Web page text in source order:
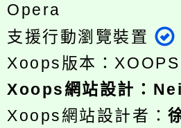
Opera
支援行動瀏覽裝置
Xoops版本：
Xoops網站設計 ：
Xoops網站設計者：